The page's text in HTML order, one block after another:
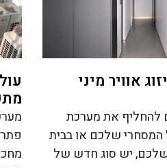
אוויר מיני
להחליף את מערכת
המסחרי שלכם או בבית
שלכם, יש סוג חדש של